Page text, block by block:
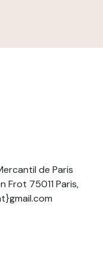
de Paris
Frot 75011 Paris,